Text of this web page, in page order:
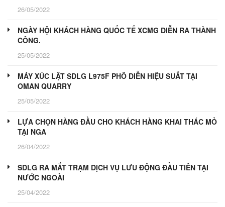
26/05/2022
NGÀY HỘI KHÁCH HÀNG QUỐC TẾ XCMG DIỄN RA THÀNH
CÔNG.
25/05/2022
MÁY XÚC LẬT SDLG L975F PHÔ DIỄN HIỆU SUẤT TẠI
OMAN QUARRY
25/05/2022
LỰA CHỌN HÀNG ĐẦU CHO KHÁCH HÀNG KHAI THÁC MỎ
TẠI NGA
26/04/2022
SDLG RA MẮT TRẠM DỊCH VỤ LƯU ĐỘNG ĐẦU TIÊN TẠI
NƯỚC NGOÀI
25/04/2022